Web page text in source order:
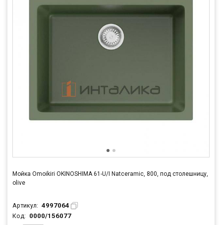
Мойка Omoikiri OKINOSHIMA 61-U/I Natceramic, 800, под столешницу,
olive
Артикул: 4997064
Код: 0000/156077